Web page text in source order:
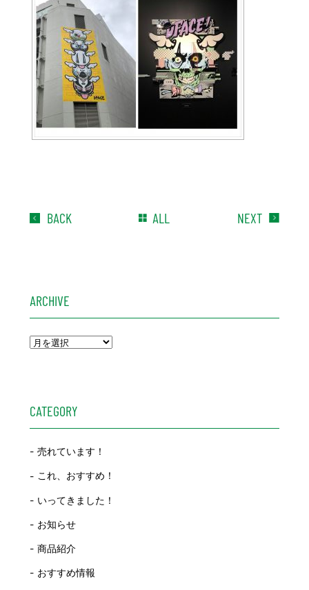
BACK ALL NEXT
ARCHIVE
CATEGORY
売れています！
これ、おすすめ！
いってきました！
お知らせ
商品紹介
おすすめ情報